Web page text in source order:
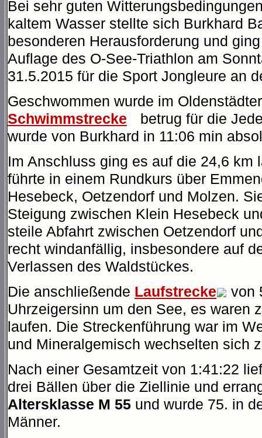
Bei sehr guten
kaltem Wasser stellte sich Burkhard
besonderen Herausforderung und
Auflage des O-See-Triathlon am
31.5.2015 für die Sport Jongleure an
Geschwommen wurde im
Schwimmstrecke
betrug für die
wurde von Burkhard in 11:06 min
Im Anschluss ging es auf die 24,6 km
führte in einem Rundkurs über
Hesebeck, Oetzendorf und Molzen.
Steigung zwischen Klein Hesebeck
steile Abfahrt zwischen Oetzendorf
recht windanfällig, insbesondere auf
Verlassen des Waldstückes.
Die anschließende Laufstrecke
von
Uhrzeigersinn um den See, es waren
laufen. Die Streckenführung war im
und Mineralgemisch wechselten sich
Nach einer Gesamtzeit von 1:41:22
drei Bällen über die Ziellinie und
Altersklasse M 55 und wurde 75. in
Männer.